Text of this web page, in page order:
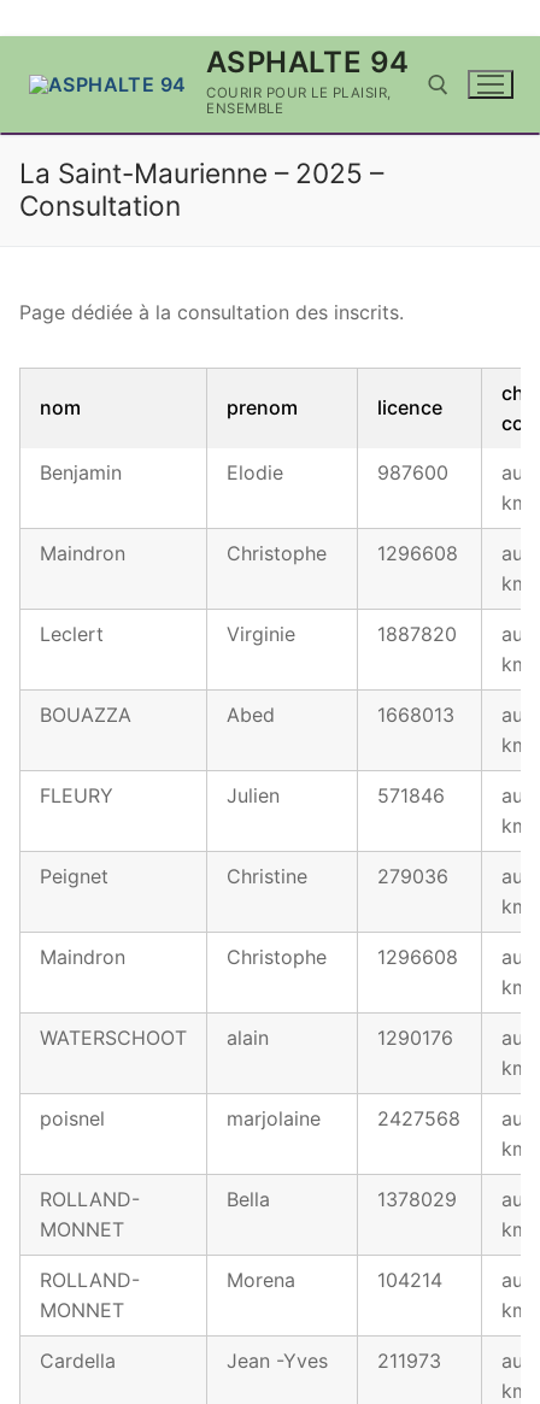
ASPHALTE 94
COURIR POUR LE PLAISIR,
ENSEMBLE
La Saint-Maurienne – 2025 –
Consultation
Page dédiée à la consultation des inscrits.
nom prenom licence
Benjamin Elodie 987600
au
km
Maindron Christophe 1296608
au
km
Leclert Virginie 1887820
au
km
BOUAZZA Abed 1668013
au
km
FLEURY Julien 571846
au
km
Peignet Christine 279036
au
km
Maindron Christophe 1296608
au
km
WATERSCHOOT alain 1290176
au
km
poisnel marjolaine 2427568
au
km
ROLLAND-
MONNET
Bella 1378029
au
km
ROLLAND-
MONNET
Morena 104214
au
km
Cardella Jean -Yves 211973
au
km